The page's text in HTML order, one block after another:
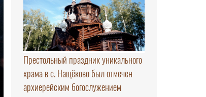
Престольный праздник уникального
храма в с. Нащёково был отмечен
архиерейским богослужением